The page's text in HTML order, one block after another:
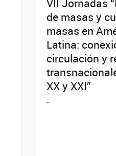
VII Jornadas
de masas y
masas en
Latina:
circulación y
XX y XXI”
-